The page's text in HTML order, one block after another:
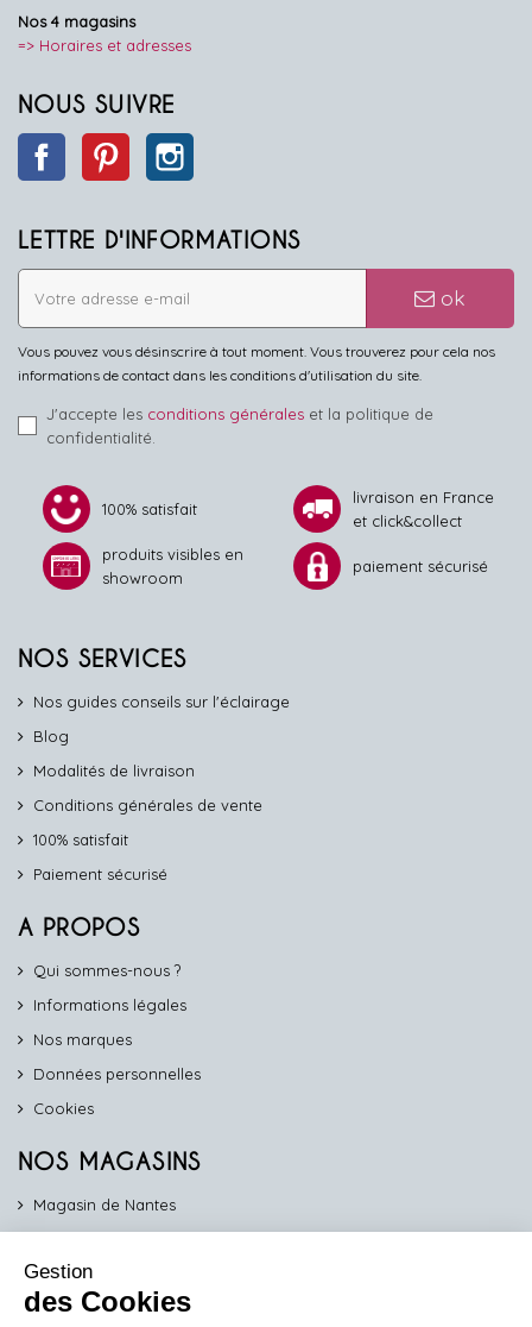
Nos 4 magasins
=> Horaires et adresses
NOUS SUIVRE
Facebook Pinterest
LETTRE D'INFORMATIONS
ok
Vous pouvez vous désinscrire à tout moment. Vous trouverez pour cela nos
informations de contact dans les conditions d'utilisation du site.
J'accepte les conditions générales et la politique de
confidentialité.
100% satisfait
livraison en France
et click&collect
produits visibles en
showroom
paiement sécurisé
NOS SERVICES
Nos guides conseils sur l'éclairage
Blog
Modalités de livraison
Conditions générales de vente
100% satisfait
Paiement sécurisé
A PROPOS
Qui sommes-nous ?
Informations légales
Nos marques
Données personnelles
Cookies
NOS MAGASINS
Magasin de Nantes
Magasin de Vannes
Magasin d'Orléans
Gestion
des Cookies